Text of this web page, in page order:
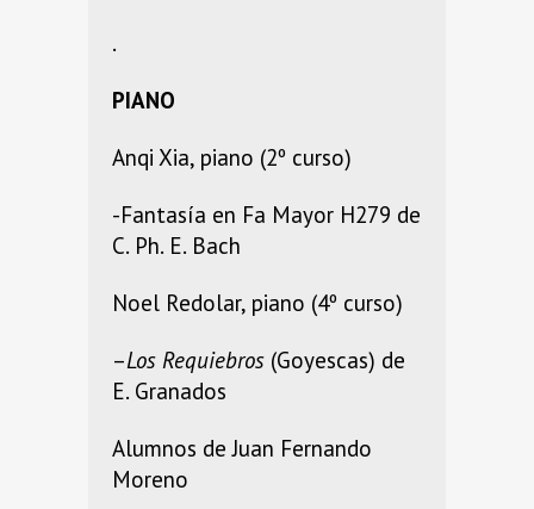
.
PIANO
Anqi Xia, piano (2º curso)
-Fantasía en Fa Mayor H279 de
C. Ph. E. Bach
Noel Redolar, piano (4º curso)
–Los Requiebros (Goyescas) de
E. Granados
Alumnos de Juan Fernando
Moreno